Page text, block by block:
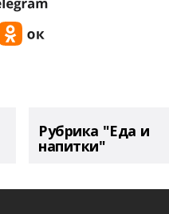
Рубрика "Еда и
напитки"